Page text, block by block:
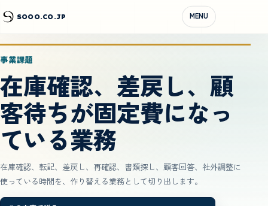
SOOO.CO.JP MENU
事業課題
在庫確認、差戻し、顧
客待ちが固定費になっ
ている業務
在庫確認、転記、差戻し、再確認、書類探し、顧客回答、社外調整に
使っている時間を、作り替える業務として切り出します。